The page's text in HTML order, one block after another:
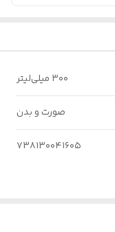
۳۰۰ میلی‌لیتر
صورت و بدن
۷۳۸۱۳۰۰۴۱۶۰۵